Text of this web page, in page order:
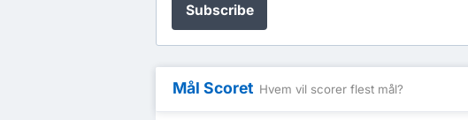
Subscribe
Mål Scoret Hvem vil scorer flest mål?